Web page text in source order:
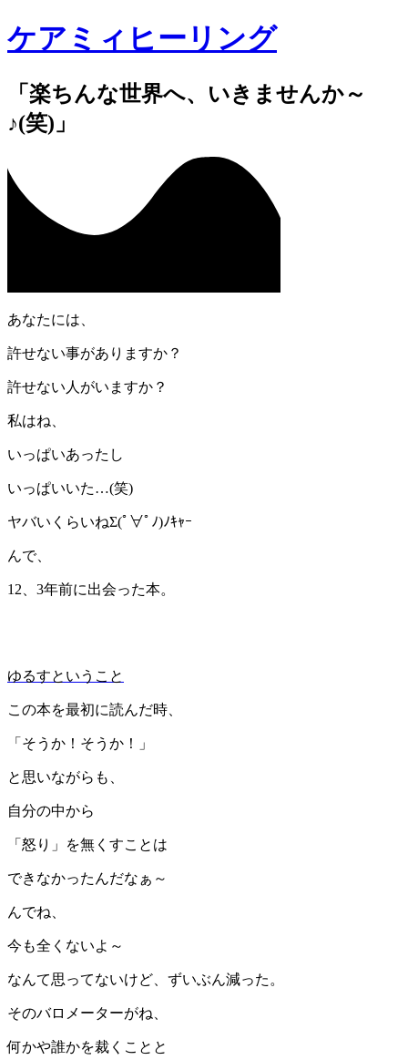
ケアミィヒーリング
「楽ちんな世界へ、いきませんか～
♪(笑)」
あなたには、
許せない事がありますか？
許せない人がいますか？
私はね、
いっぱいあったし
いっぱいいた…(笑)
ヤバいくらいねΣ(ﾟ∀ﾟﾉ)ﾉｷｬｰ
んで、
12、3年前に出会った本。
ゆるすということ
この本を最初に読んだ時、
「そうか！そうか！」
と思いながらも、
自分の中から
「怒り」を無くすことは
できなかったんだなぁ～
んでね、
今も全くないよ～
なんて思ってないけど、ずいぶん減った。
そのバロメーターがね、
何かや誰かを裁くことと